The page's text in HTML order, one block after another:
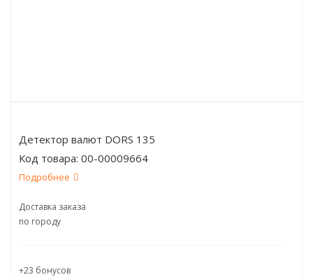
Детектор валют DORS 135
Код товара: 00-00009664
Подробнее
Доставка заказа
по городу
+23 бонусов